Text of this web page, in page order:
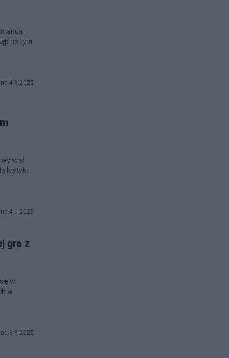
na tym
4-9-2025
krytyki
4-9-2025
gra z
w
w
3-9-2025